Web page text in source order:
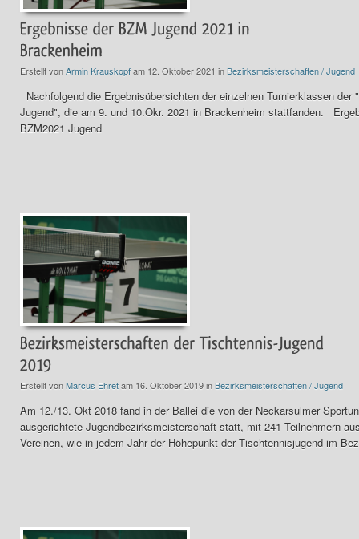
Erstellt vonArmin Krauskopfam 12. Oktober 2021 inBezirksmeisterschaften / Jugend
Nachfolgend die Ergebnisübersichten der einzelnen Turnierklassen der
Jugend", die am 9. und 10.Okr. 2021 in Brackenheim stattfanden.
BZM2021 Jugend
Erstellt vonMarcus Ehretam 16. Oktober 2019 inBezirksmeisterschaften / Jugend
Am 12./13. Okt 2018 fand in der Ballei die von der Neckarsulmer
ausgerichtete Jugendbezirksmeisterschaft statt, mit 241 Teilnehmern
Vereinen, wie in jedem Jahr der Höhepunkt der Tischtennisjugend im